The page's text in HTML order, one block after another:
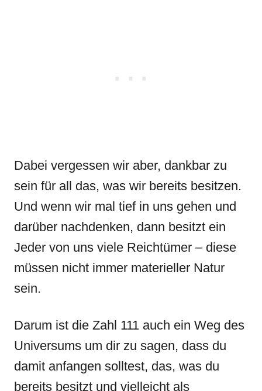
Dabei vergessen wir aber, dankbar zu
sein für all das, was wir bereits besitzen.
Und wenn wir mal tief in uns gehen und
darüber nachdenken, dann besitzt ein
Jeder von uns viele Reichtümer – diese
müssen nicht immer materieller Natur
sein.
Darum ist die Zahl 111 auch ein Weg des
Universums um dir zu sagen, dass du
damit anfangen solltest, das, was du
bereits besitzt und vielleicht als